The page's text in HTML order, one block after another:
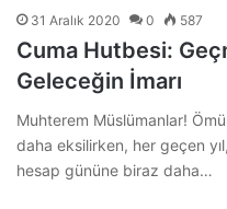
31 Aralık 2020 0 587
Cuma Hutbesi:
Geleceğin İmarı
Muhterem Müslümanlar!
daha eksilirken, her geçen
hesap gününe biraz daha…